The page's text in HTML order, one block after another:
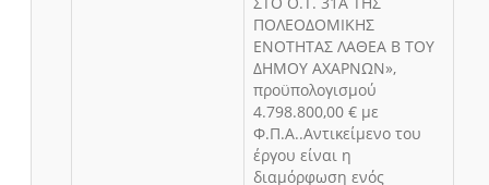
ΠΟΛΕΟΔΟΜΙΚΗΣ
ΕΝΟΤΗΤΑΣ ΛΑΘΕΑ Β ΤΟΥ
ΔΗΜΟΥ ΑΧΑΡΝΩΝ»,
προϋπολογισμού
4.798.800,00 € με
Φ.Π.Α..Αντικείμενο του
έργου είναι η
διαμόρφωση ενός